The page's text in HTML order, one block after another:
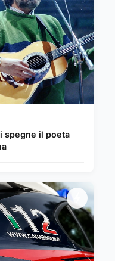
spegne il poeta